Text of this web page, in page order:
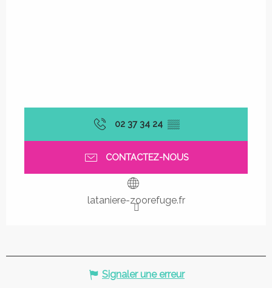
02 37 34 24 ▒▒
CONTACTEZ-NOUS
lataniere-zoorefuge.fr
Signaler une erreur